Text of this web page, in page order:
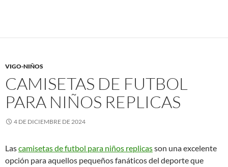
VIGO-NIÑOS
CAMISETAS DE FUTBOL
PARA NIÑOS REPLICAS
4 DE DICIEMBRE DE 2024
Lascamisetas de futbol para niños replicasson una excelente
opción para aquellos pequeños fanáticos del deporte que